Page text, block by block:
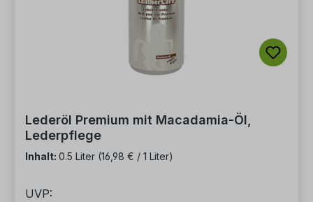
Lederöl Premium mit Macadamia-Öl,
Lederpflege
Inhalt: 0.5 Liter (16,98 € / 1 Liter)
UVP: